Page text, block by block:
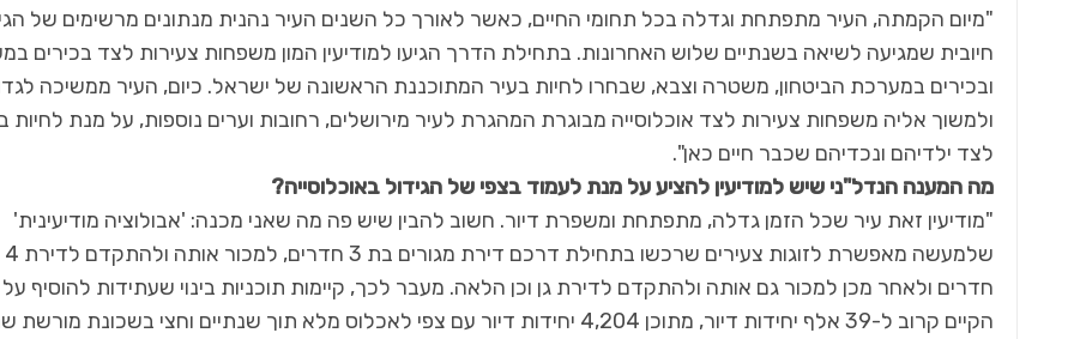
"מיום הקמתה, העיר מתפתחת וגדלה בכל תחומי החיים, כאשר לאורך כל השנים העיר נהנית מנתונים מרשימים של
חיובית שמגיעה לשיאה בשנתיים שלוש האחרונות. בתחילת הדרך הגיעו למודיעין המון משפחות צעירות לצד בכירים
ובכירים במערכת הביטחון, משטרה וצבא, שבחרו לחיות בעיר המתוכננת הראשונה של ישראל. כיום, העיר ממשיכה
ולמשוך אליה משפחות צעירות לצד אוכלוסייה מבוגרת המהגרת לעיר מירושלים, רחובות וערים נוספות, על מנת לחיות
לצד ילדיהם ונכדיהם שכבר חיים כאן".
מה המענה הנדל"ני שיש למודיעין להציע על מנת לעמוד בצפי של הגידול באוכלוסייה?
"מודיעין זאת עיר שכל הזמן גדלה, מתפתחת ומשפרת דיור. חשוב להבין שיש פה מה שאני מכנה: 'אבולוציה מודיעינית'
שלמעשה מאפשרת לזוגות צעירים שרכשו בתחילת דרכם דירת מגורים בת 3 חדרים, למכור אותה ולהתקדם לדירת 4
חדרים ולאחר מכן למכור גם אותה ולהתקדם לדירת גן וכן הלאה. מעבר לכך, קיימות תוכניות בינוי שעתידות להוסיף על
הקיים קרוב ל-39 אלף יחידות דיור, מתוכן 4,204 יחידות דיור עם צפי לאכלוס מלא תוך שנתיים וחצי בשכונת